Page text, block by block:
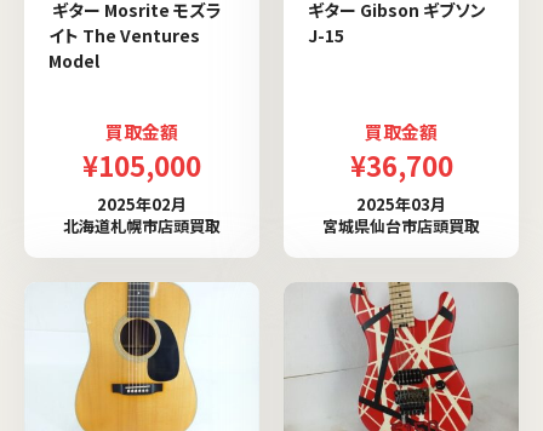
ギター Mosrite モズラ
イト The Ventures
Model
買取金額
¥105,000
2025年02月
北海道札幌市店頭買取
ギター Gibson ギブソン
J-15
買取金額
¥36,700
2025年03月
宮城県仙台市店頭買取